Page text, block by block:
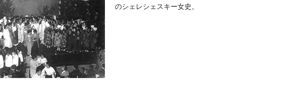
のシェレシェスキー女史。